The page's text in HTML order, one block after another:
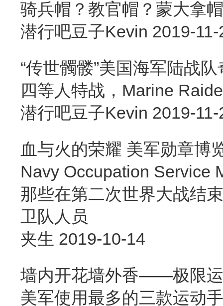
骑兵帽？教官帽？蒙大拿
潜行吧豆子Kevin 2019-11-
“传世髑髅”美国海军陆战
四等人特战，Marine
潜行吧豆子Kevin 2019-11-
血与火的荣耀 美军勋章博
Navy Occupation Service
那些在第二次世界大战结
卫队人员
夹生 2019-10-14
墙内开花墙外香——极限
美军使用最多的三款运动